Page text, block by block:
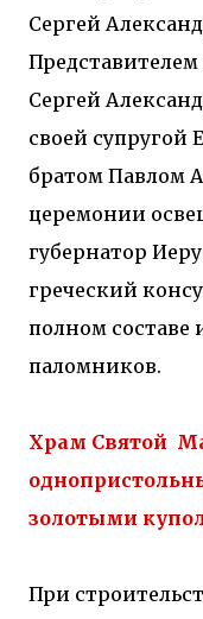
Сергей
Сергей
своей супругой
братом Павлом
церемонии
губернатор
греческий
полном составе
паломников.
Храм Святой
золотыми
При